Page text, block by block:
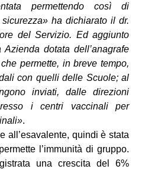
permettendo così di
ha dichiarato il dr.
del Servizio. Ed aggiunto
dotata dell’anagrafe
permette, in breve tempo,
con quelli delle Scuole; al
inviati, dalle direzioni
i centri vaccinali per
.
all’esavalente, quindi è stata
l’immunità di gruppo.
una crescita del 6%